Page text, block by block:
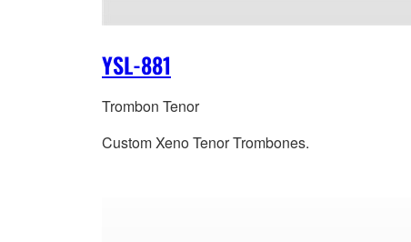
YSL-881
Trombon Tenor
Custom Xeno Tenor Trombones.